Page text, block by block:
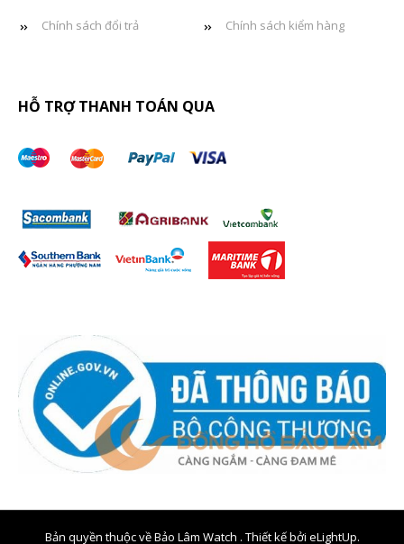
Chính sách đổi trả Chính sách kiểm hàng
HỖ TRỢ THANH TOÁN QUA
Bản quyền thuộc về Bảo Lâm Watch . Thiết kế bởi eLightUp.